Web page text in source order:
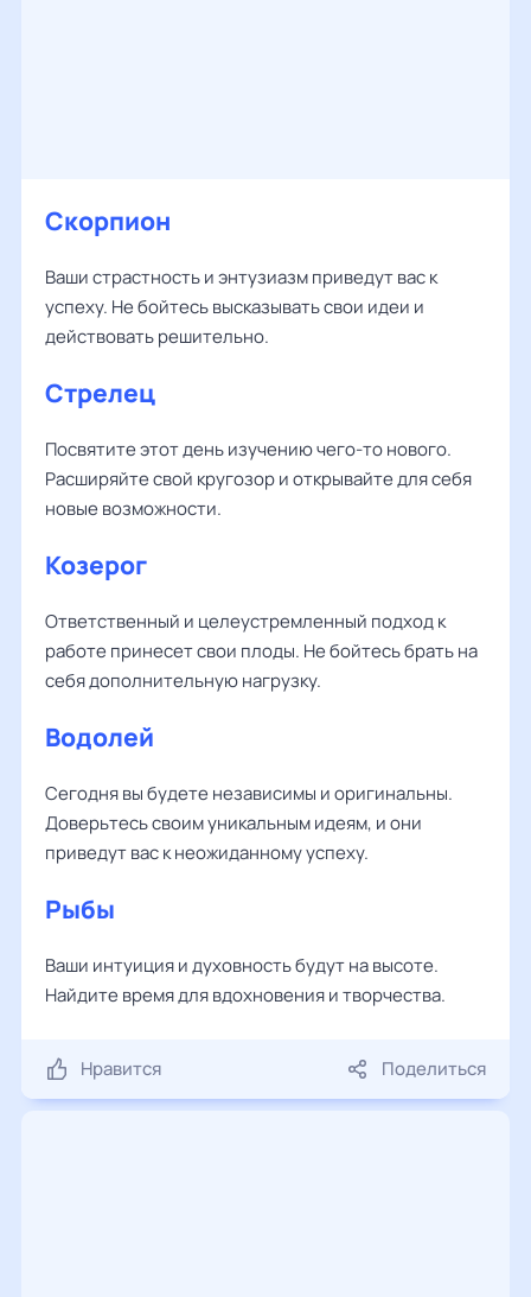
Скорпион
Ваши страстность и энтузиазм приведут вас к
успеху. Не бойтесь высказывать свои идеи и
действовать решительно.
Стрелец
Посвятите этот день изучению чего-то нового.
Расширяйте свой кругозор и открывайте для себя
новые возможности.
Козерог
Ответственный и целеустремленный подход к
работе принесет свои плоды. Не бойтесь брать на
себя дополнительную нагрузку.
Водолей
Сегодня вы будете независимы и оригинальны.
Доверьтесь своим уникальным идеям, и они
приведут вас к неожиданному успеху.
Рыбы
Ваши интуиция и духовность будут на высоте.
Найдите время для вдохновения и творчества.
Нравится Поделиться